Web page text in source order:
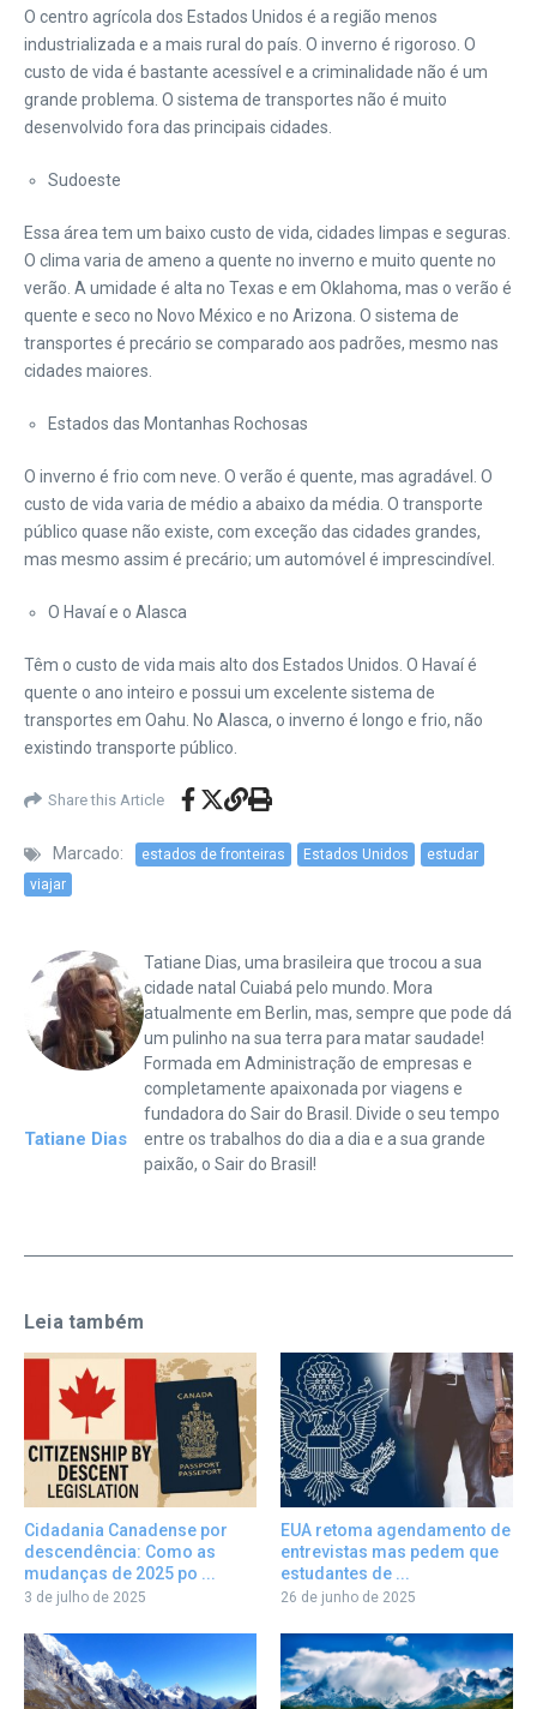
O centro agrícola dos Estados Unidos é a região menos
industrializada e a mais rural do país. O inverno é rigoroso. O
custo de vida é bastante acessível e a criminalidade não é um
grande problema. O sistema de transportes não é muito
desenvolvido fora das principais cidades.
Sudoeste
Essa área tem um baixo custo de vida, cidades limpas e seguras.
O clima varia de ameno a quente no inverno e muito quente no
verão. A umidade é alta no Texas e em Oklahoma, mas o verão é
quente e seco no Novo México e no Arizona. O sistema de
transportes é precário se comparado aos padrões, mesmo nas
cidades maiores.
Estados das Montanhas Rochosas
O inverno é frio com neve. O verão é quente, mas agradável. O
custo de vida varia de médio a abaixo da média. O transporte
público quase não existe, com exceção das cidades grandes,
mas mesmo assim é precário; um automóvel é imprescindível.
O Havaí e o Alasca
Têm o custo de vida mais alto dos Estados Unidos. O Havaí é
quente o ano inteiro e possui um excelente sistema de
transportes em Oahu. No Alasca, o inverno é longo e frio, não
existindo transporte público.
Share this Article
Marcado: estados de fronteiras Estados Unidos
estudar
viajar
Tatiane Dias
Tatiane Dias, uma brasileira que trocou a sua
cidade natal Cuiabá pelo mundo. Mora
atualmente em Berlin, mas, sempre que pode dá
um pulinho na sua terra para matar saudade!
Formada em Administração de empresas e
completamente apaixonada por viagens e
fundadora do Sair do Brasil. Divide o seu tempo
entre os trabalhos do dia a dia e a sua grande
paixão, o Sair do Brasil!
Leia também
Cidadania Canadense por
descendência: Como as
mudanças de 2025 po ...
3 de julho de 2025
EUA retoma agendamento de
entrevistas mas pedem que
estudantes de ...
26 de junho de 2025